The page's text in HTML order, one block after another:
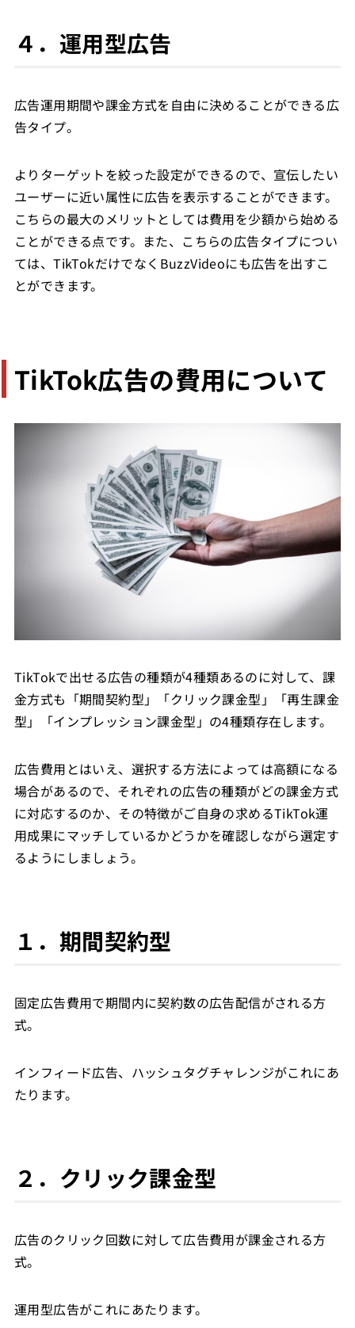
４．運用型広告
広告運用期間や課金方式を自由に決めることができる広
告タイプ。
よりターゲットを絞った設定ができるので、宣伝したい
ユーザーに近い属性に広告を表示することができます。
こちらの最大のメリットとしては費用を少額から始める
ことができる点です。また、こちらの広告タイプについ
ては、TikTokだけでなくBuzzVideoにも広告を出すこ
とができます。
TikTok広告の費用について
TikTokで出せる広告の種類が4種類あるのに対して、課
金方式も「期間契約型」「クリック課金型」「再生課金
型」「インプレッション課金型」の4種類存在します。
広告費用とはいえ、選択する方法によっては高額になる
場合があるので、それぞれの広告の種類がどの課金方式
に対応するのか、その特徴がご自身の求めるTikTok運
用成果にマッチしているかどうかを確認しながら選定す
るようにしましょう。
１．期間契約型
固定広告費用で期間内に契約数の広告配信がされる方
式。
インフィード広告、ハッシュタグチャレンジがこれにあ
たります。
２．クリック課金型
広告のクリック回数に対して広告費用が課金される方
式。
運用型広告がこれにあたります。